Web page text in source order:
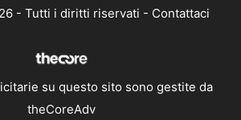
- Tutti i diritti riservati - Contattaci
su questo sito sono gestite da
theCoreAdv